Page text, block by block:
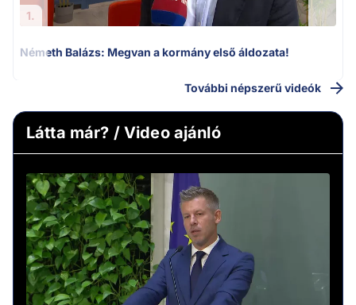
1.
Németh Balázs: Megvan a kormány első áldozata!
További népszerű videók
Látta már? / Video ajánló